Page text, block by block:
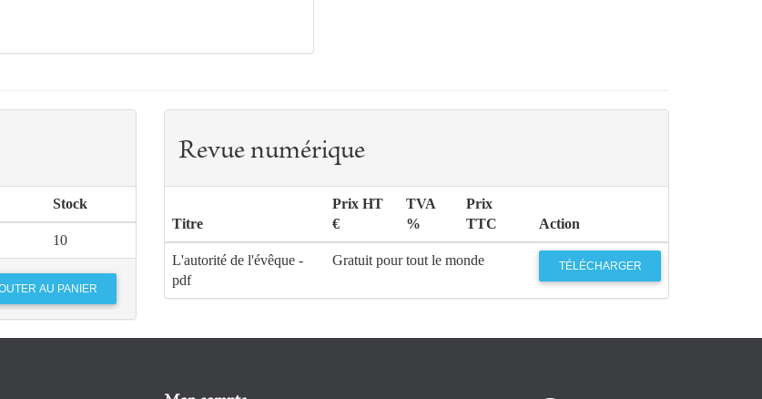
Stock
10
Revue numérique
Titre
Prix HT
€
TVA
%
Prix
TTC
Action
L'autorité de l'évêque -
pdf
Gratuit pour tout le monde TÉLÉCHARGER